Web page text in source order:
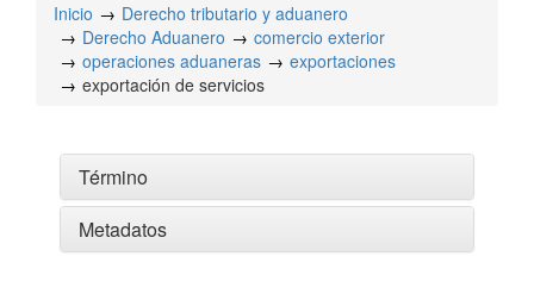
Inicio
Derecho tributario y aduanero
Derecho Aduanero
comercio exterior
operaciones aduaneras
exportaciones
exportación de servicios
Término
Metadatos